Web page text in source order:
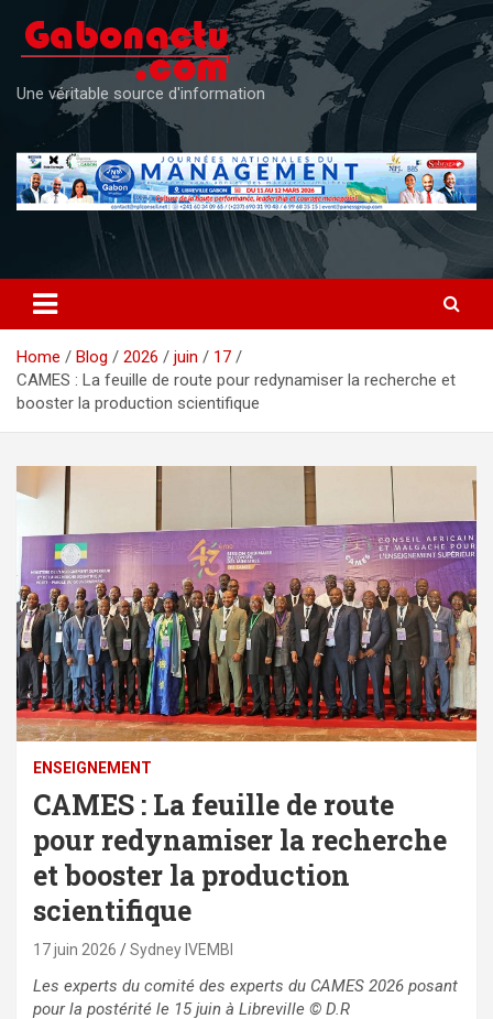
content
Une véritable source d'information
Home Blog 2026 juin
17
CAMES : La feuille de route pour redynamiser la recherche et
booster la production scientifique
ENSEIGNEMENT
CAMES : La feuille de route
pour redynamiser la recherche
et booster la production
scientifique
17 juin 2026 Sydney IVEMBI
Les experts du comité des experts du CAMES 2026 posant
pour la postérité le 15 juin à Libreville © D.R